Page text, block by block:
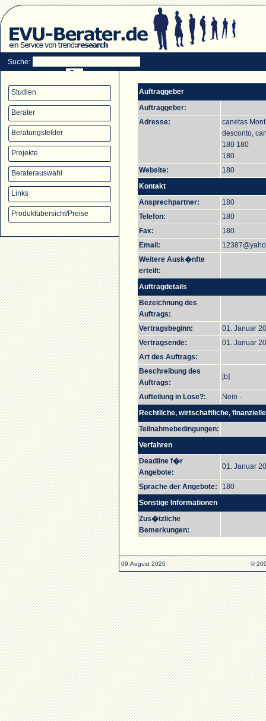
Suche:
Studien
Berater
Beratungsfelder
Projekte
Beraterauswahl
Links
Produktübersicht/Preise
Auftraggeber
Auftraggeber:
Adresse:
canetas
desconto,
180 180
180
Website:
180
Kontakt
Ansprechpartner:
180
Telefon:
180
Fax:
180
Email:
Weitere Ausk�nfte
erteilt:
Auftragdetails
Bezeichnung des
Auftrags:
Vertragsbeginn:
01. Januar
Vertragsende:
01. Januar
Art des Auftrags:
Beschreibung des
Auftrags:
[b]
Aufteilung in Lose?:
Nein -
Rechtliche, wirtschaftliche,
Teilnahmebedingungen:
Verfahren
Deadline f�r
Angebote:
01. Januar
Sprache der Angebote:
180
Sonstige Informationen
Zus�tzliche
Bemerkungen:
09.August 2026 ©